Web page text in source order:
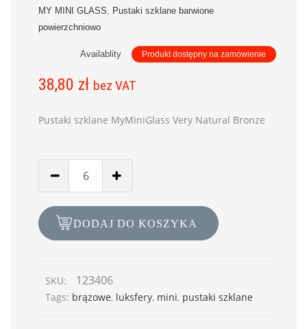
MY MINI GLASS
Pustaki szklane barwione
powierzchniowo
Availablity Produkt dostępny na zamówienie
38,80 zł bez VAT
Pustaki szklane MyMiniGlass Very Natural Bronze
DODAJ DO KOSZYKA
SKU: 123406
Tags: brązowe, luksfery, mini, pustaki szklane